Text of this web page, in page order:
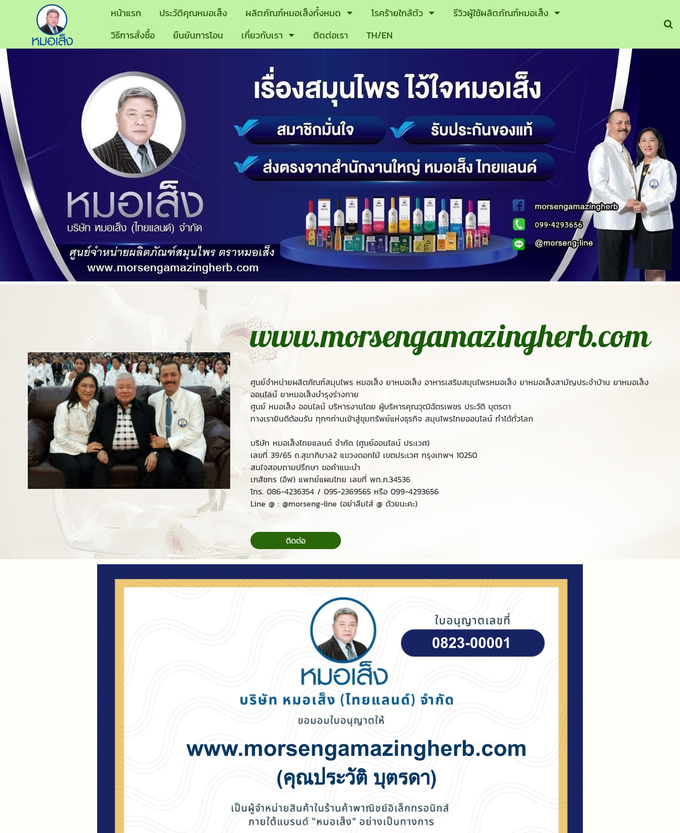
หน้าแรก ประวัติคุณหมอเส็ง ผลิตภัณฑ์หมอเส็งทั้งหมด โรคร้ายใกล้ตัว
รีวิวผู้ใช้ผลิตภัณฑ์หมอเส็ง
วิธีการสั่งซื้อ
ยืนยันการโอน เกี่ยวกับเรา ติดต่อเรา TH/EN
www.morsengamazingherb.com
ศูนย์จำหน่ายผลิตภัณฑ์สมุนไพร หมอเส็ง ยาหมอเส็ง อาหารเสริมสมุนไพรหมอเส็ง ยาหมอเส็งสามัญประจำบ้าน ยาหมอเส็ง
ออนไลน์ ยาหมอเส็งบำรุงร่างกาย
ศูนย์ หมอเส็ง ออนไลน์ บริหารงานโดย ผู้บริหารคุณวุฒิฉัตรเพชร ประวัติ บุตรดา
ทางเรายินดีต้อนรับ ทุกๆท่านเข้าสู่ขุมทรัพย์แห่งธุรกิจ สมุนไพรไทยออนไลน์ ทำได้ทั่วโลก
บริษัท หมอเส็งไทยแลนด์ จำกัด (ศูนย์ออนไลน์ ประเวศ)
เลขที่ 39/65 ถ.สุขาภิบาล2 แขวงดอกไม้ เขตประเวศ กรุงเทพฯ 10250
สนใจสอบถามปรึกษา ขอคำแนะนำ
เภสัชกร (อีฟ) แพทย์แผนไทย เลขที่ พท.ภ.34536
โทร. 086-4236354 / 095-2369565 หรือ 099-4293656
Line @ : @morseng-line (อย่าลืมใส่ @ ด้วยนะคะ)
ติดต่อ